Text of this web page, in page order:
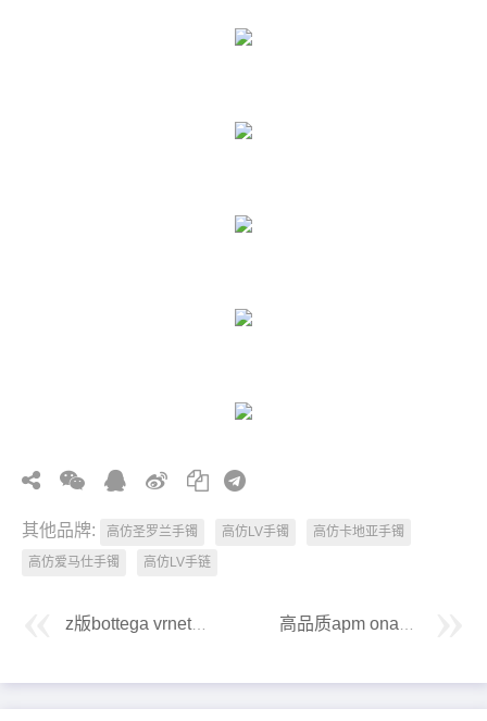
其他品牌: 高仿圣罗兰手镯 高仿LV手镯
高仿卡地亚手镯
高仿爱马仕手镯
高仿LV手链
z版bottega vrneta葆蝶家项链